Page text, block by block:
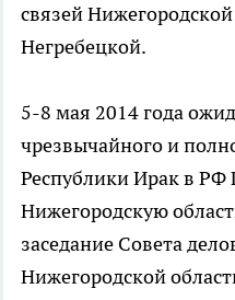
связей
Негребецкой.
5-8 мая 2014 года
чрезвычайного и
Республики Ирак в
Нижегородскую
заседание Совета
Нижегородской